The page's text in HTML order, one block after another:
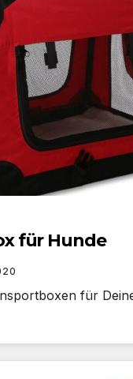
für Hunde
für